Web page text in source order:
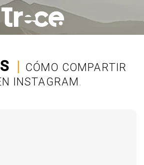
| CÓMO COMPARTIR
INSTAGRAM.